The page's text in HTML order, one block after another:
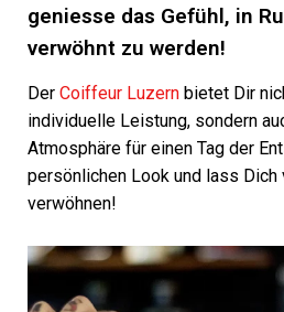
geniesse das Gefühl, in
verwöhnt zu werden!
Der Coiffeur Luzern bietet Dir
individuelle Leistung, sondern
Atmosphäre für einen Tag der
persönlichen Look und lass Dich
verwöhnen!